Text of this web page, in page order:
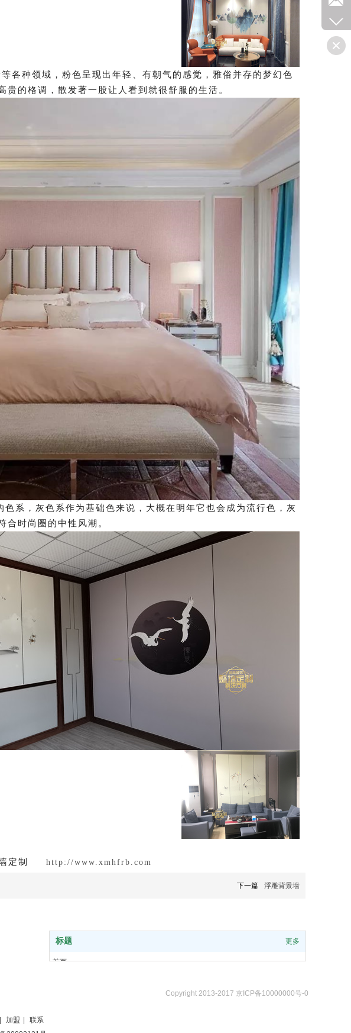
种领域，粉色呈现出年轻、有朝气的感觉，雅俗并存的梦幻色
的格调，散发著一股让人看到就很舒服的生活。
系，灰色系作为基础色来说，大概在明年它也会成为流行色，灰
合时尚圈的中性风潮。
定制 http://www.xmhfrb.com
下一篇 浮雕背景墙
标题 更多
首页
Copyright 2013-2017 京ICP备10000000号-0
加盟
联系